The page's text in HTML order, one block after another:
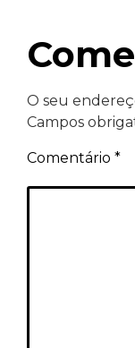
O seu
Campos
Comentário *